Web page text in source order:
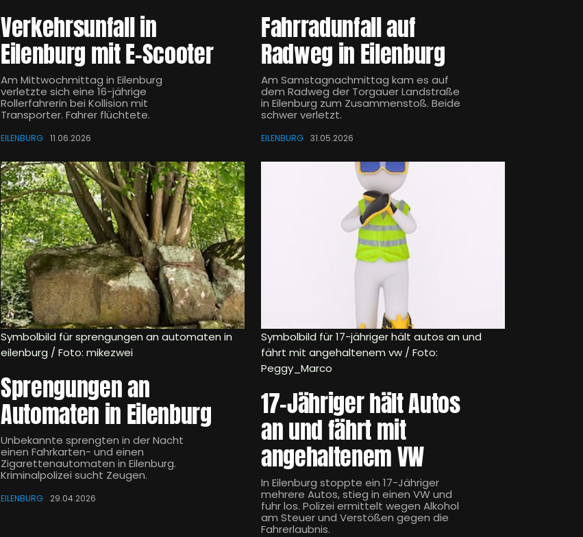
Verkehrsunfall in
Eilenburg mit E-Scooter
Am Mittwochmittag in Eilenburg
verletzte sich eine 16-jährige
Rollerfahrerin bei Kollision mit
Transporter. Fahrer flüchtete.
EILENBURG 11.06.2026
Fahrradunfall auf
Radweg in Eilenburg
Am Samstagnachmittag kam es auf
dem Radweg der Torgauer Landstraße
in Eilenburg zum Zusammenstoß. Beide
schwer verletzt.
EILENBURG 31.05.2026
Symbolbild für sprengungen an automaten in
eilenburg / Foto: mikezwei
Sprengungen an
Automaten in Eilenburg
Unbekannte sprengten in der Nacht
einen Fahrkarten- und einen
Zigarettenautomaten in Eilenburg.
Kriminalpolizei sucht Zeugen.
EILENBURG 29.04.2026
Symbolbild für 17-jähriger hält autos an und
fährt mit angehaltenem vw / Foto:
Peggy_Marco
17-Jähriger hält Autos
an und fährt mit
angehaltenem VW
In Eilenburg stoppte ein 17-Jähriger
mehrere Autos, stieg in einen VW und
fuhr los. Polizei ermittelt wegen Alkohol
am Steuer und Verstößen gegen die
Fahrerlaubnis.